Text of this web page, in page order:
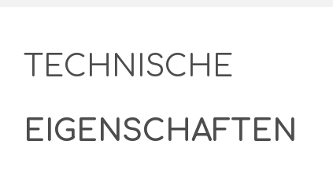
TECHNISCHE
EIGENSCHAFTEN